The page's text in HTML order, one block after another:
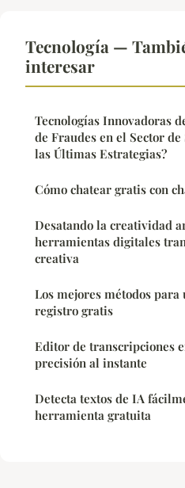
Tecnología —
interesar
Tecnologías Innovadoras
de Fraudes en el Sector de
las Últimas Estrategias?
Cómo chatear gratis con
Desatando la creatividad
herramientas digitales
creativa
Los mejores métodos
registro gratis
Editor de transcripciones
precisión al instante
Detecta textos de IA
herramienta gratuita